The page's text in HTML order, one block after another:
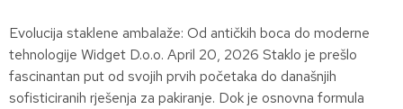
Evolucija staklene ambalaže: Od antičkih boca do moderne
tehnologije Widget D.o.o. April 20, 2026 Staklo je prešlo
fascinantan put od svojih prvih početaka do današnjih
sofisticiranih rješenja za pakiranje. Dok je osnovna formula